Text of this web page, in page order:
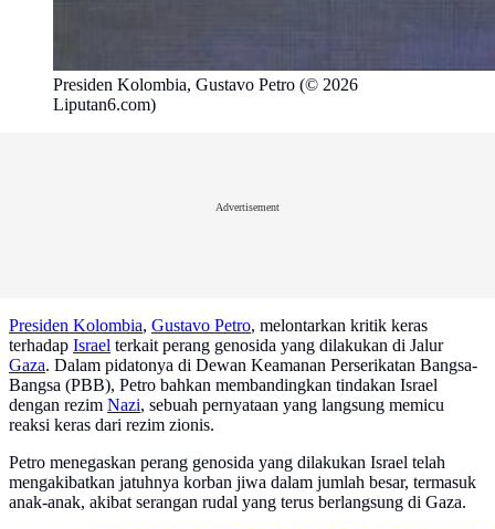
Presiden Kolombia, Gustavo Petro (© 2026
Liputan6.com)
Advertisement
Presiden Kolombia, Gustavo Petro, melontarkan kritik keras
terhadap Israel terkait perang genosida yang dilakukan di Jalur
Gaza. Dalam pidatonya di Dewan Keamanan Perserikatan Bangsa-
Bangsa (PBB), Petro bahkan membandingkan tindakan Israel
dengan rezim Nazi, sebuah pernyataan yang langsung memicu
reaksi keras dari rezim zionis.
Petro menegaskan perang genosida yang dilakukan Israel telah
mengakibatkan jatuhnya korban jiwa dalam jumlah besar, termasuk
anak-anak, akibat serangan rudal yang terus berlangsung di Gaza.